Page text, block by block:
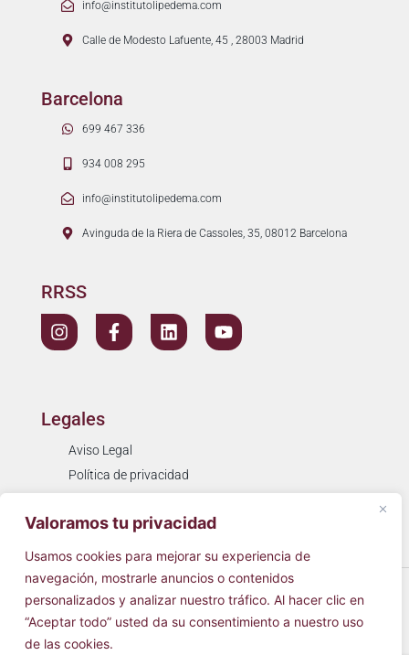
Valoramos tu privacidad
Usamos cookies para mejorar su experiencia de
navegación, mostrarle anuncios o contenidos
personalizados y analizar nuestro tráfico. Al hacer clic en
“Aceptar todo” usted da su consentimiento a nuestro uso
de las cookies.
info@institutolipedema.com
Calle de Modesto Lafuente, 45 , 28003 Madrid
Barcelona
699 467 336
934 008 295
info@institutolipedema.com
Avinguda de la Riera de Cassoles, 35, 08012 Barcelona
RRSS
Legales
Aviso Legal
Política de privacidad
Resolución de litigios
© 2026 Cínica Simarro